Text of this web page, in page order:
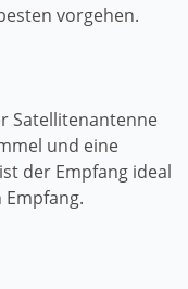
vorgehen.
Satellitenantenne
und eine
der Empfang ideal